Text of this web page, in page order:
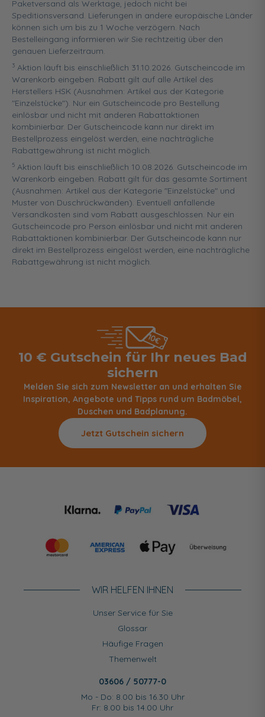
Paketversand als Werktage, jedoch nicht bei
Speditionsversand. Lieferungen in andere europäische Länder
können sich um bis zu 1 Woche verzögern. Nach
Bestelleingang informieren wir Sie rechtzeitig über den
genauen Lieferzeitraum.
3 Aktion läuft bis einschließlich 31.10.2026. Gutscheincode im
Warenkorb eingeben. Rabatt gilt auf alle Artikel des
Herstellers HSK (Ausnahmen: Artikel aus der Kategorie
"Einzelstücke"). Nur ein Gutscheincode pro Bestellung
einlösbar und nicht mit anderen Rabattaktionen
kombinierbar. Der Gutscheincode kann nur direkt im
Bestellprozess eingelöst werden, eine nachträgliche
Rabattgewährung ist nicht möglich.
5 Aktion läuft bis einschließlich 10.08.2026. Gutscheincode im
Warenkorb eingeben. Rabatt gilt für das gesamte Sortiment
(Ausnahmen: Artikel aus der Kategorie "Einzelstücke" und
Muster von Duschrückwänden). Eventuell anfallende
Versandkosten sind vom Rabatt ausgeschlossen. Nur ein
Gutscheincode pro Person einlösbar und nicht mit anderen
Rabattaktionen kombinierbar. Der Gutscheincode kann nur
direkt im Bestellprozess eingelöst werden, eine nachträgliche
Rabattgewährung ist nicht möglich.
10 € Gutschein für Ihr neues Bad
sichern
Melden Sie sich zum Newsletter an und erhalten Sie
Inspiration, Angebote und Tipps rund um Badmöbel,
Duschen und Badplanung.
Jetzt Gutschein sichern
WIR HELFEN IHNEN
Unser Service für Sie
Glossar
Häufige Fragen
Themenwelt
03606 / 50777-0
Mo - Do: 8.00 bis 16.30 Uhr
Fr: 8.00 bis 14.00 Uhr